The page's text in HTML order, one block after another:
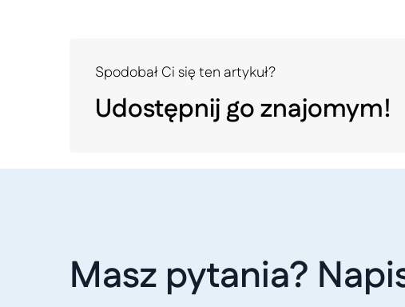
Spodobał Ci się ten artykuł?
Udostępnij go znajomym!
Masz pytania?